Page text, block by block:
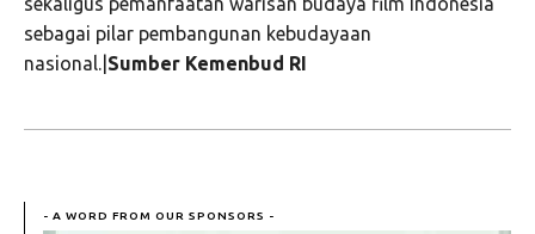
sebagai pilar pembangunan kebudayaan
nasional.| Sumber Kemenbud RI
- A WORD FROM OUR SPONSORS -